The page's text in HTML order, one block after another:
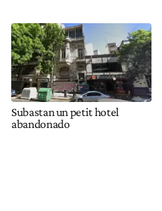
Subastan un petit hotel
abandonado